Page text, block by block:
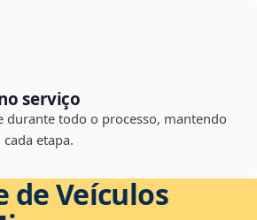
serviço
durante todo o processo, mantendo
etapa.
de Veículos